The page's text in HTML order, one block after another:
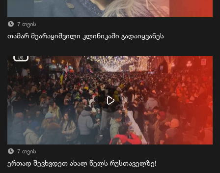
7 თვის
თამარ მეარაყიშვილი კლინიკაში გადაიყვანეს
7 თვის
ერთად შევხვდეთ ახალ წელს რუსთაველზე!